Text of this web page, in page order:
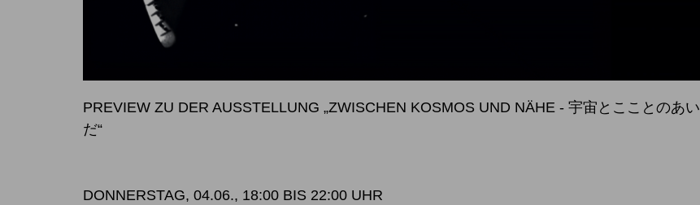
PREVIEW ZU DER AUSSTELLUNG „ZWISCHEN KOSMOS UND NÄHE - 宇宙とこことのあい
だ“
DONNERSTAG, 04.06., 18:00 BIS 22:00 UHR